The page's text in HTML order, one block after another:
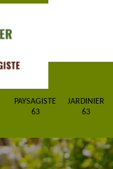
PAYSAGISTE
63
JARDINIER
63